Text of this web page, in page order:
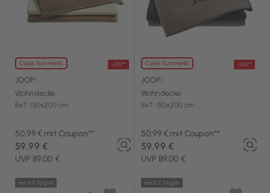
Code: Summer15 -15%**
JOOP!
Wohndecke
BxT: 150x200 cm
50,99 € mit Coupon**
UVP 89,00 €
59,99 €
Code: Summer15 -15%**
JOOP!
Wohndecke
BxT: 150x200 cm
50,99 € mit Coupon**
UVP 89,00 €
59,99 €
noch 2 Tag(e) noch 2 Tag(e)